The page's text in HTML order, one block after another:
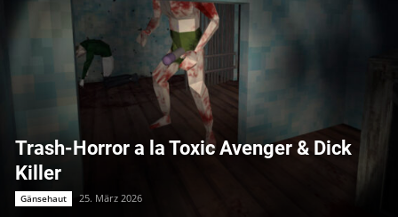
Trash-Horror a la Toxic Avenger & Dick
Killer
Gänsehaut 25. März 2026